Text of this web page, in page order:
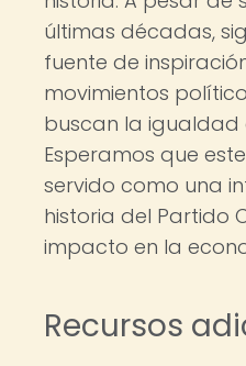
últimas décadas,
fuente de
movimientos
buscan la igualdad
Esperamos que
servido como una
historia del Partido
impacto en la
Recursos